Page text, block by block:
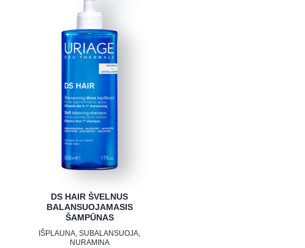
DS HAIR ŠVELNUS
BALANSUOJAMASIS
ŠAMPŪNAS
IŠPLAUNA, SUBALANSUOJA,
NURAMINA